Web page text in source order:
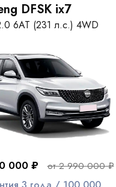
DFSK ix7
6AT (231 л.с.) 4WD
000 ₽ от 2 990 000 ₽